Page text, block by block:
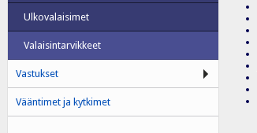
Ulkovalaisimet
Valaisintarvikkeet
Vastukset
Vääntimet ja kytkimet